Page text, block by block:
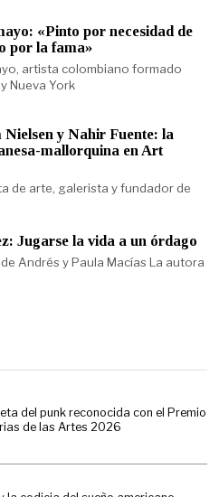
«Pinto por necesidad de
por la fama»
artista colombiano formado
Nueva York
y Nahir Fuente: la
mallorquina en Art
de arte, galerista y fundador de
Jugarse la vida a un órdago
Andrés y Paula Macías La autora
del punk reconocida con el Premio
de las Artes 2026